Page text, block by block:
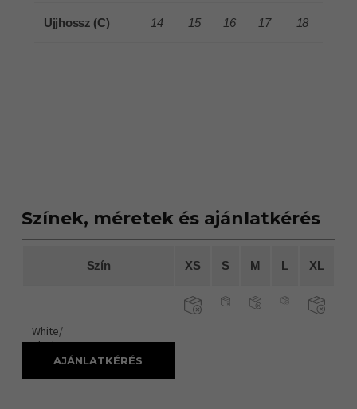
Ujjhossz (C) 14 15 16 17 18
Színek, méretek és ajánlatkérés
Szín XS S M L XL
White/
Black
AJÁNLATKÉRÉS